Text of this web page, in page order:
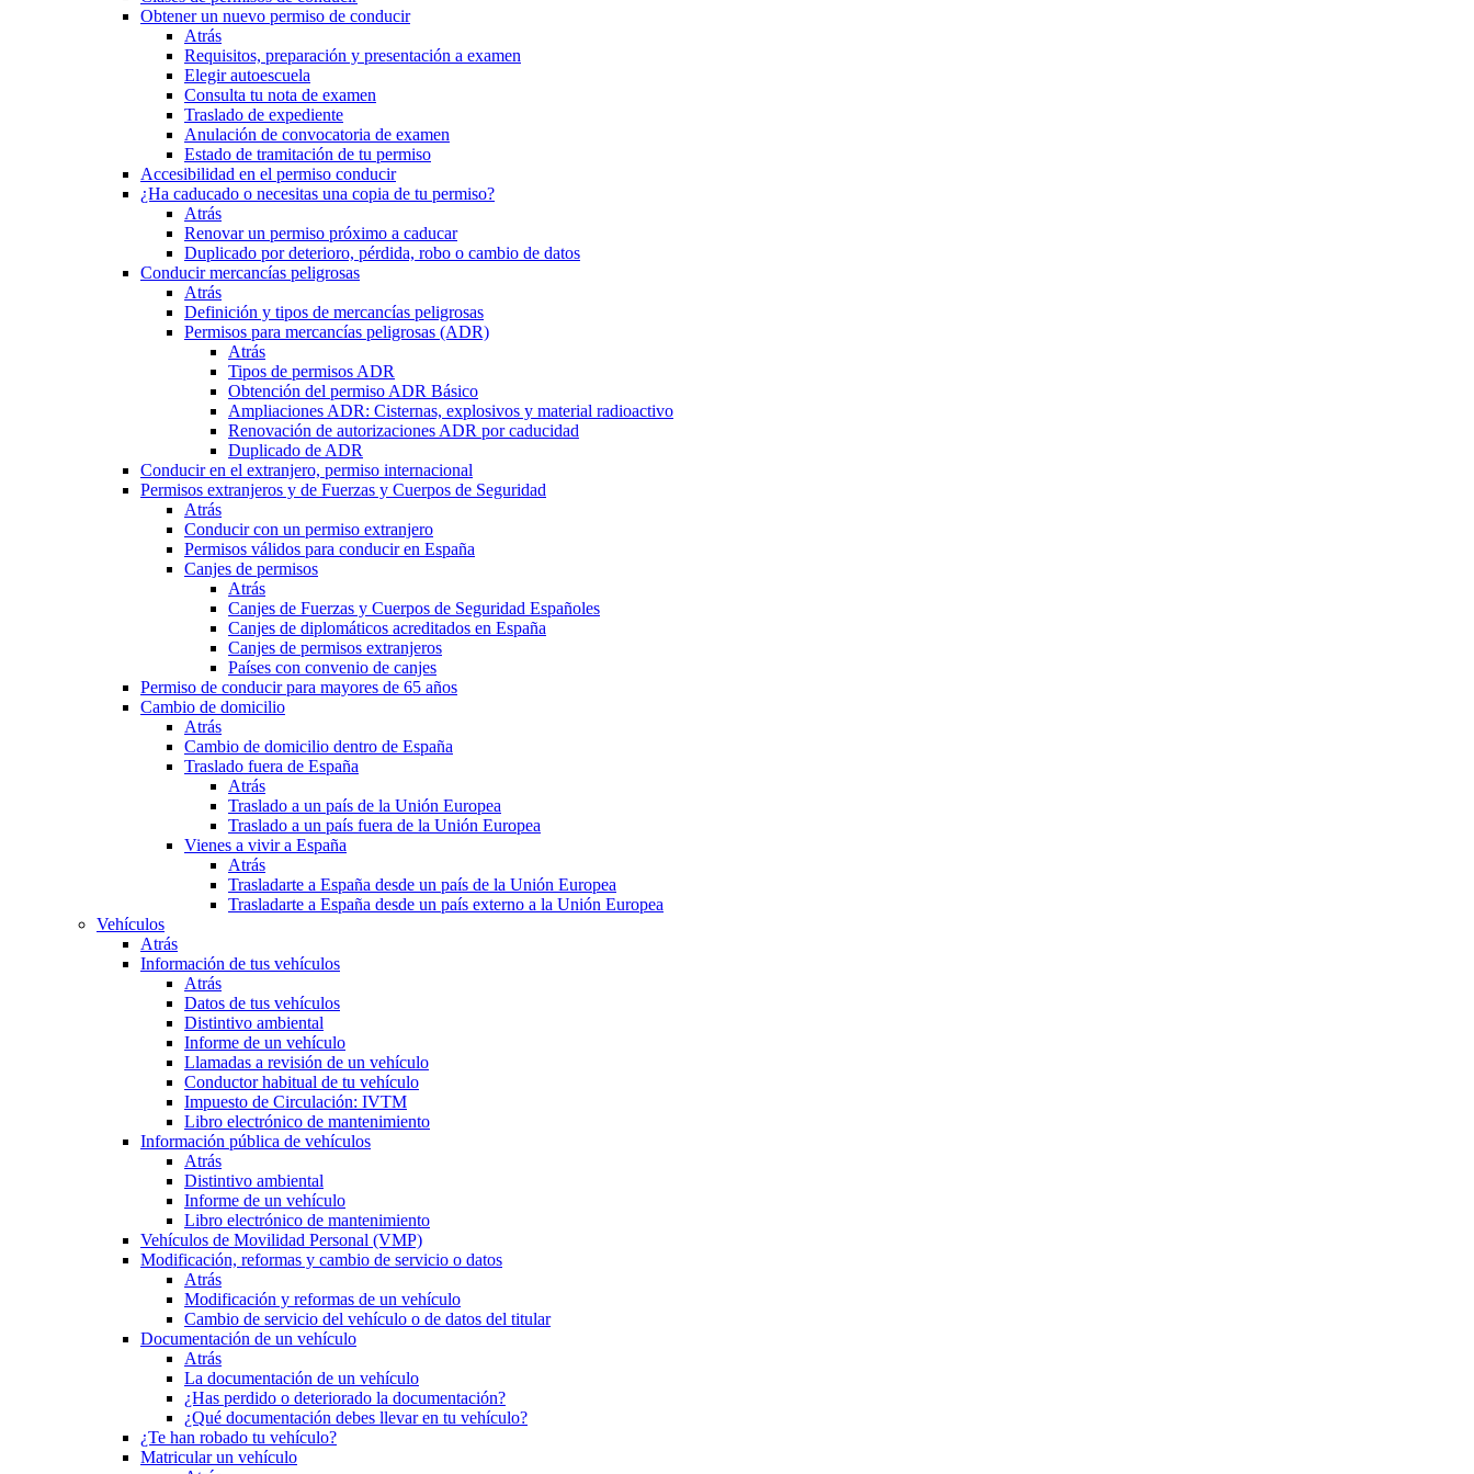
Obtener un nuevo permiso de conducir
Atrás
Requisitos, preparación y presentación a examen
Elegir autoescuela
Consulta tu nota de examen
Traslado de expediente
Anulación de convocatoria de examen
Estado de tramitación de tu permiso
Accesibilidad en el permiso conducir
¿Ha caducado o necesitas una copia de tu permiso?
Atrás
Renovar un permiso próximo a caducar
Duplicado por deterioro, pérdida, robo o cambio de datos
Conducir mercancías peligrosas
Atrás
Definición y tipos de mercancías peligrosas
Permisos para mercancías peligrosas (ADR)
Atrás
Tipos de permisos ADR
Obtención del permiso ADR Básico
Ampliaciones ADR: Cisternas, explosivos y material radioactivo
Renovación de autorizaciones ADR por caducidad
Duplicado de ADR
Conducir en el extranjero, permiso internacional
Permisos extranjeros y de Fuerzas y Cuerpos de Seguridad
Atrás
Conducir con un permiso extranjero
Permisos válidos para conducir en España
Canjes de permisos
Atrás
Canjes de Fuerzas y Cuerpos de Seguridad Españoles
Canjes de diplomáticos acreditados en España
Canjes de permisos extranjeros
Países con convenio de canjes
Permiso de conducir para mayores de 65 años
Cambio de domicilio
Atrás
Cambio de domicilio dentro de España
Traslado fuera de España
Atrás
Traslado a un país de la Unión Europea
Traslado a un país fuera de la Unión Europea
Vienes a vivir a España
Atrás
Trasladarte a España desde un país de la Unión Europea
Trasladarte a España desde un país externo a la Unión Europea
Vehículos
Atrás
Información de tus vehículos
Atrás
Datos de tus vehículos
Distintivo ambiental
Informe de un vehículo
Llamadas a revisión de un vehículo
Conductor habitual de tu vehículo
Impuesto de Circulación: IVTM
Libro electrónico de mantenimiento
Información pública de vehículos
Atrás
Distintivo ambiental
Informe de un vehículo
Libro electrónico de mantenimiento
Vehículos de Movilidad Personal (VMP)
Modificación, reformas y cambio de servicio o datos
Atrás
Modificación y reformas de un vehículo
Cambio de servicio del vehículo o de datos del titular
Documentación de un vehículo
Atrás
La documentación de un vehículo
¿Has perdido o deteriorado la documentación?
¿Qué documentación debes llevar en tu vehículo?
¿Te han robado tu vehículo?
Matricular un vehículo